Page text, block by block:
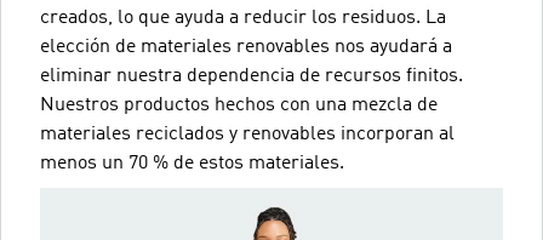
creados, lo que ayuda a reducir los residuos. La
elección de materiales renovables nos ayudará a
eliminar nuestra dependencia de recursos finitos.
Nuestros productos hechos con una mezcla de
materiales reciclados y renovables incorporan al
menos un 70 % de estos materiales.